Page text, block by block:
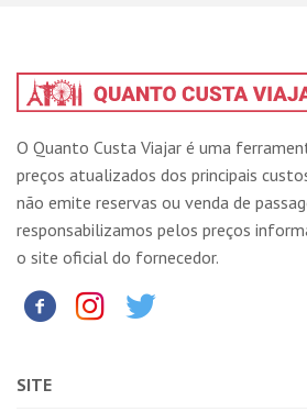
O Quanto Custa Viajar é uma
preços atualizados dos principais
não emite reservas ou venda de
responsabilizamos pelos preços
o site oficial do fornecedor.
SITE